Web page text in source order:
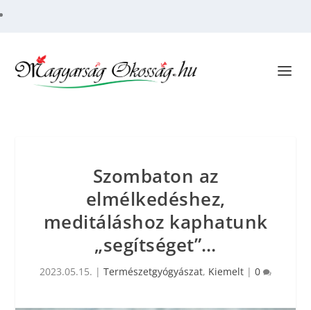
Szombaton az
elmélkedéshez,
meditáláshoz kaphatunk
„segítséget”…
2023.05.15. | Természetgyógyászat, Kiemelt | 0